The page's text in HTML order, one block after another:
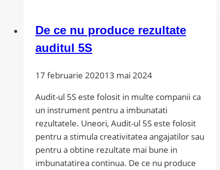
un
semnal
profitabilitate
De ce nu produce rezultate
auditul 5S
17 februarie 202013 mai 2024
Audit-ul 5S este folosit in multe companii ca
un instrument pentru a imbunatati
rezultatele. Uneori, Audit-ul 5S este folosit
pentru a stimula creativitatea angajatilor sau
pentru a obtine rezultate mai bune in
imbunatatirea continua. De ce nu produce